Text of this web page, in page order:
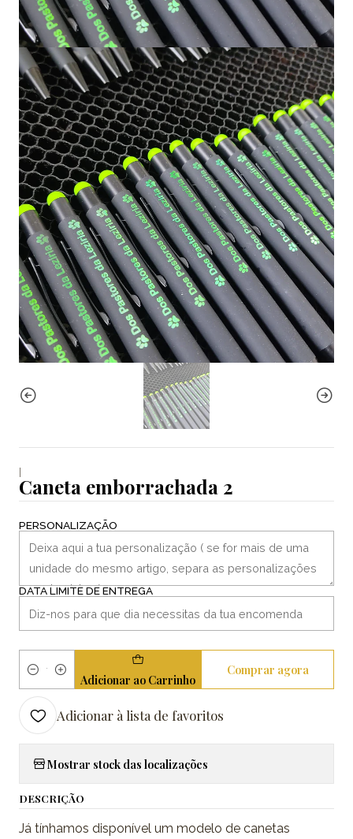
|
Caneta emborrachada 2
PERSONALIZAÇÃO
DATA LIMITE DE ENTREGA
Quantidade Adicionar ao Carrinho
Comprar agora
Adicionar à lista de favoritos
Mostrar stock das localizações
DESCRIÇÃO
Já tínhamos disponível um modelo de canetas